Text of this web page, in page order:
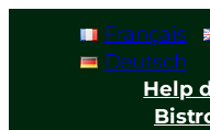
Français
Deutsch
Help